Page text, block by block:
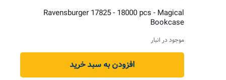
Ravensburger 17825 - 18000 pcs - Magical
Bookcase
موجود در انبار
افزودن به سبد خرید